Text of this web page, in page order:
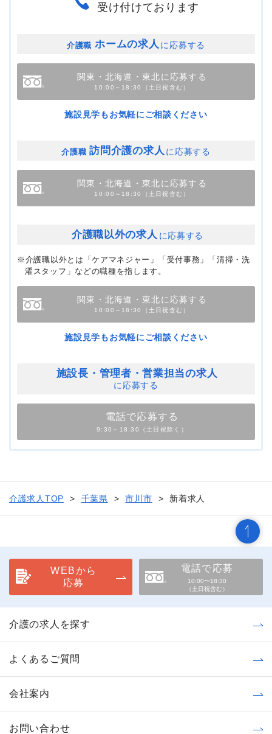
受け付けております
介護職 ホームの求人 に応募する
関東・北海道・東北に応募する
10:00～18:30（土日祝含む）
施設見学もお気軽にご相談ください
介護職 訪問介護の求人 に応募する
関東・北海道・東北に応募する
10:00～18:30（土日祝含む）
介護職以外の求人 に応募する
※介護職以外とは「ケアマネジャー」「受付事務」「清掃・洗
濯スタッフ」などの職種を指します。
関東・北海道・東北に応募する
10:00～18:30（土日祝含む）
施設見学もお気軽にご相談ください
施設長・管理者・営業担当の求人
に応募する
電話で応募する
9:30～18:30（土日祝除く）
介護求人TOP 千葉県 市川市 新着求人
WEBから
応募
電話で応募
10:00〜18:30
（土日祝含む）
介護の求人を探す
よくあるご質問
会社案内
お問い合わせ